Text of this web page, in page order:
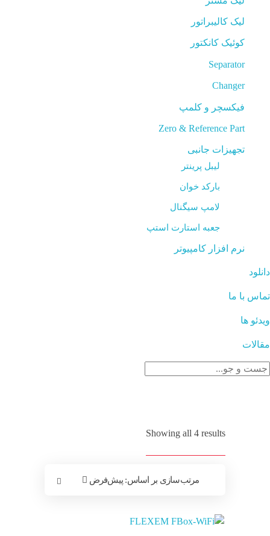
لیک کالیبراتور
کوئیک کانکتور
Separator
Changer
فیکسچر و کلمپ
Zero & Reference Part
تجهیزات جانبی
لیبل پرینتر
بارکد خوان
لامپ سیگنال
جعبه استارت استپ
نرم افزار کامپیوتر
دانلود
تماس با ما
ویدئو ها
مقالات
Showing all 4 results
مرتب‌سازی بر اساس: پیش‌فرض